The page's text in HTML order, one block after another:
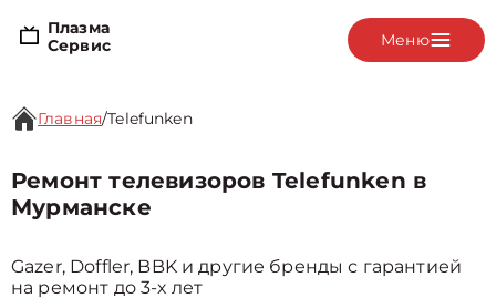
Плазма
Сервис
Меню
Главная/Telefunken
Ремонт телевизоров Telefunken в
Мурманске
Gazer, Doffler, BBK и другие бренды с гарантией
на ремонт до 3-х лет